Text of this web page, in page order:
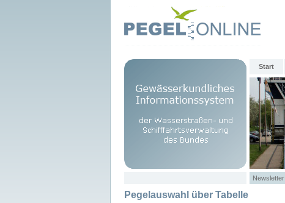
Start
Newsletter
Pegelauswahl über Tabelle